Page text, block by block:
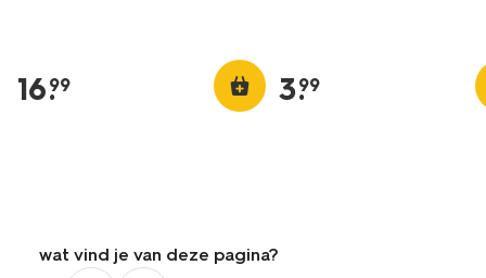
16.
99 3.
99
wat vind je van deze pagina?